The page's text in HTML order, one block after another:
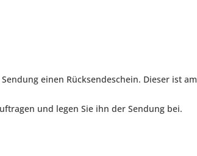
einen Rücksendeschein. Dieser ist
und legen Sie ihn der Sendung bei.